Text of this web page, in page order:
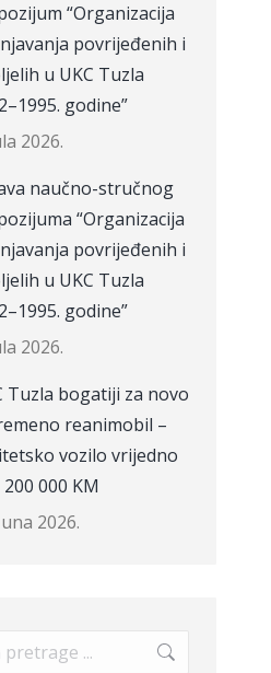
“Organizacija
povrijeđenih i
u UKC Tuzla
godine”
2026.
naučno-stručnog
“Organizacija
povrijeđenih i
u UKC Tuzla
godine”
2026.
Tuzla bogatiji za novo
reanimobil –
vozilo vrijedno
000 KM
2026.